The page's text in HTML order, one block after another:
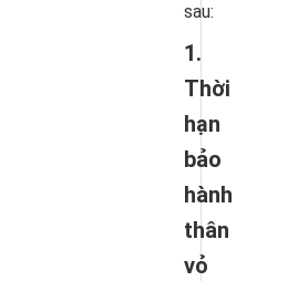
sau:
1.
Thời
hạn
bảo
hành
thân
vỏ